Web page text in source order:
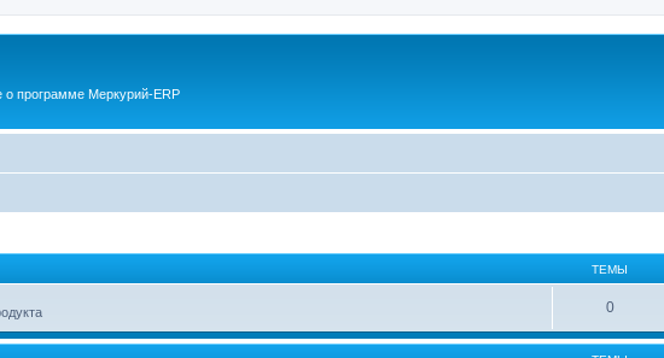
о программе Меркурий-ERP
ТЕМЫ
0